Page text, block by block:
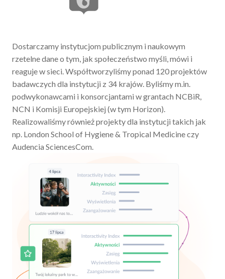
Dostarczamy instytucjom publicznym i naukowym
rzetelne dane o tym, jak społeczeństwo myśli, mówi i
reaguje w sieci. Współtworzyliśmy ponad 120 projektów
badawczych dla instytucji z 34 krajów. Byliśmy m.in.
podwykonawcami i konsorcjantami w grantach NCBiR,
NCN i Komisji Europejskiej (w tym Horizon).
Realizowaliśmy również projekty dla instytucji takich jak
np. London School of Hygiene & Tropical Medicine czy
Audencia SciencesCom.